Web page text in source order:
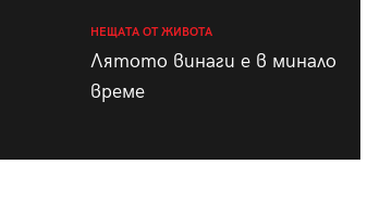
НЕЩАТА ОТ ЖИВОТА
Лятото винаги е в минало
време